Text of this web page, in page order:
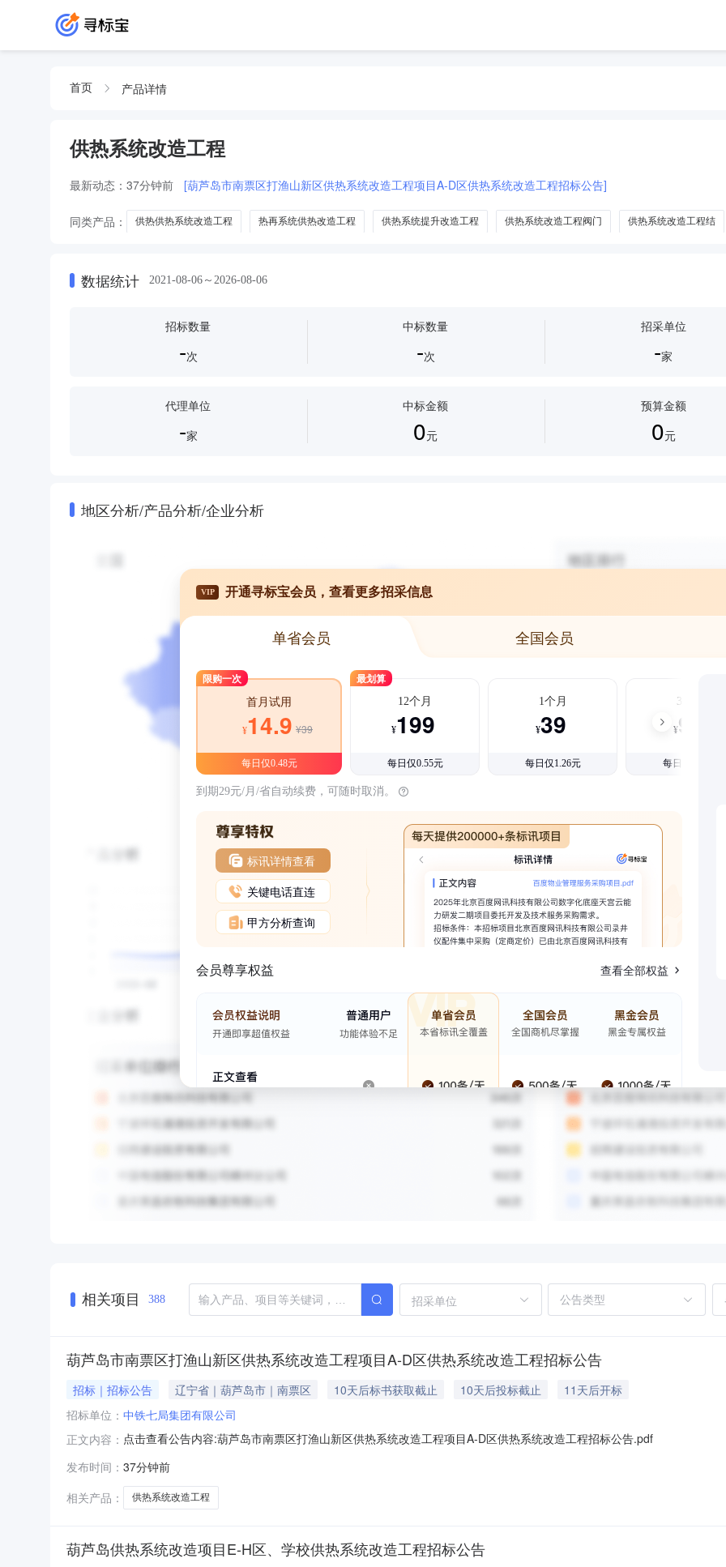
首页 产品详情
供热系统改造工程
最新动态： 37分钟前 [葫芦岛市南票区打渔山新区供热系统改造工程项目A-D区供热系统改造工程招标公告]
同类产品： 供热供热系统改造工程 热再系统供热改造工程 供热系统提升改造工程 供热系统改造工程阀门 供热系统改造工程结
数据统计 2021-08-06～2026-08-06
招标数量
-次
中标数量
-次
招采单位
-家
代理单位
-家
中标金额
0元
预算金额
0元
地区分析/产品分析/企业分析
VIP 开通寻标宝会员，查看更多招采信息
单省会员 全国会员
限购一次
首月试用
¥14.9 ¥39
每日仅0.48元
最划算
12个月
¥199
每日仅0.55元
1个月
¥39
每日仅1.26元
3个月
¥99
每日仅1.08元
到期29元/月/省自动续费，可随时取消。
标讯详情查看
关键电话直连
甲方分析查询
会员尊享权益 查看全部权益
相关项目 388 招采单位
葫芦岛市南票区打渔山新区供热系统改造工程项目A-D区供热系统改造工程招标公告
招标｜招标公告 辽宁省｜葫芦岛市｜南票区 10天后标书获取截止 10天后投标截止
11天后开标
招标单位： 中铁七局集团有限公司
正文内容： 点击查看公告内容:葫芦岛市南票区打渔山新区供热系统改造工程项目A-D区供热系统改造工程招标公告.pdf
发布时间： 37分钟前
相关产品：
供热系统改造工程
葫芦岛供热系统改造项目E-H区、学校供热系统改造工程招标公告